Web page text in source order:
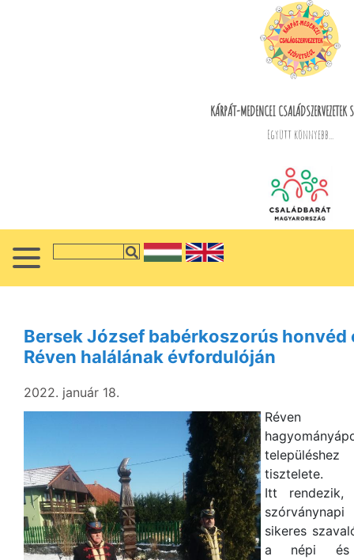
KÁRPÁT-MEDENCEI CSALÁDSZERVEZETEK
Együtt könnyebb...
Bersek József babérkoszorús honvéd
Réven halálának évfordulóján
2022. január 18.
településhez
tisztelete.
Itt
sikeres
a népi és